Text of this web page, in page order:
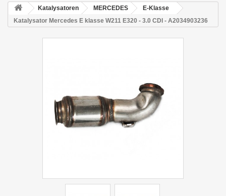
Katalysatoren MERCEDES
E-Klasse
Katalysator Mercedes E klasse W211 E320 - 3.0 CDI - A2034903236